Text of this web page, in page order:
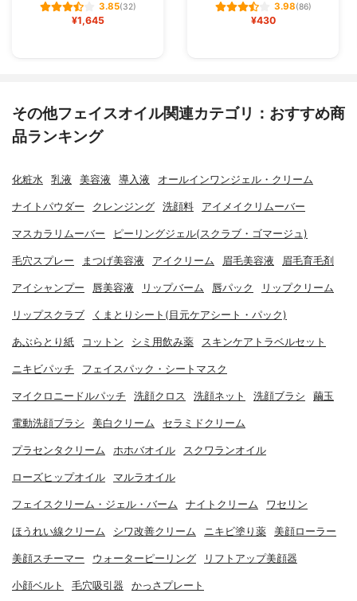
3.85(32)
¥1,645
3.98(86)
¥430
その他フェイスオイル関連カテゴリ：おすすめ商
品ランキング
化粧水 乳液 美容液 導入液 オールインワンジェル・クリーム
ナイトパウダー クレンジング 洗顔料 アイメイクリムーバー
マスカラリムーバー ピーリングジェル(スクラブ・ゴマージュ)
毛穴スプレー まつげ美容液 アイクリーム 眉毛美容液 眉毛育毛剤
アイシャンプー 唇美容液 リップバーム 唇パック リップクリーム
リップスクラブ くまとりシート(目元ケアシート・パック)
あぶらとり紙 コットン シミ用飲み薬 スキンケアトラベルセット
ニキビパッチ フェイスパック・シートマスク
マイクロニードルパッチ 洗顔クロス 洗顔ネット 洗顔ブラシ 繭玉
電動洗顔ブラシ 美白クリーム セラミドクリーム
プラセンタクリーム ホホバオイル スクワランオイル
ローズヒップオイル マルラオイル
フェイスクリーム・ジェル・バーム ナイトクリーム ワセリン
ほうれい線クリーム シワ改善クリーム ニキビ塗り薬 美顔ローラー
美顔スチーマー ウォーターピーリング リフトアップ美顔器
小顔ベルト 毛穴吸引器 かっさプレート